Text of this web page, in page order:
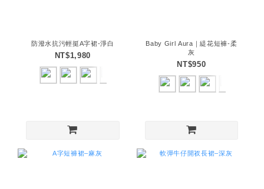
防潑水抗污輕挺A字裙-淨白
NT$1,980
Baby Girl Aura｜緹花短褲-柔
灰
NT$950